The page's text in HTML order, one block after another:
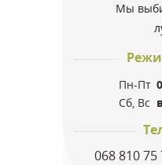
Мы
Пн-Пт
Сб, Вс
068 810 75